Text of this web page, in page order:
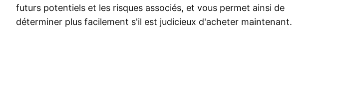
futurs potentiels et les risques associés, et vous permet ainsi de
déterminer plus facilement s'il est judicieux d'acheter maintenant.